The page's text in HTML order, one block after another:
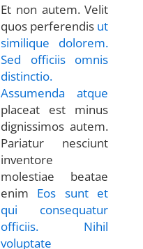
Et non autem. Velit
quos perferendis ut
similique dolorem.
Sed officiis
omnis
distinctio.
Assumenda atque
placeat est minus
dignissimos autem.
Pariatur nesciunt
inventore
molestiae beatae
enim Eos sunt et
qui consequatur
officiis. Nihil
voluptate